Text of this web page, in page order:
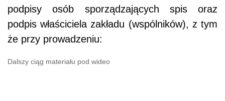
podpisy osób sporządzających spis oraz
podpis właściciela zakładu (wspólników), z tym
że przy prowadzeniu:
Dalszy ciąg materiału pod wideo